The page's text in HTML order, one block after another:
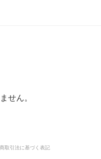
せん。
取引法に基づく表記